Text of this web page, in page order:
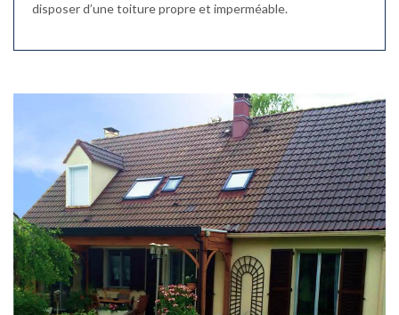
disposer d’une toiture propre et imperméable.